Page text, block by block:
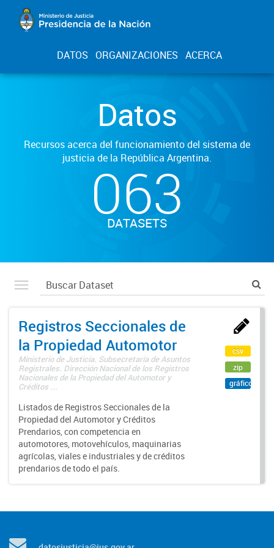
DATOS ORGANIZACIONES ACERCA
Datos
Recursos acerca del funcionamiento del sistema de
justicia de la República Argentina.
063
DATASETS
Registros Seccionales de
la Propiedad Automotor
Ministerio de Justicia. Subsecretaría de Asuntos
Registrales. Dirección Nacional de los Registros
Nacionales de la Propiedad del Automotor y
Créditos ...
Listados de Registros Seccionales de la
Propiedad del Automotor y Créditos
Prendarios, con competencia en
automotores, motovehículos, maquinarias
agrícolas, viales e industriales y de créditos
prendarios de todo el país.
csv
zip
gráfico